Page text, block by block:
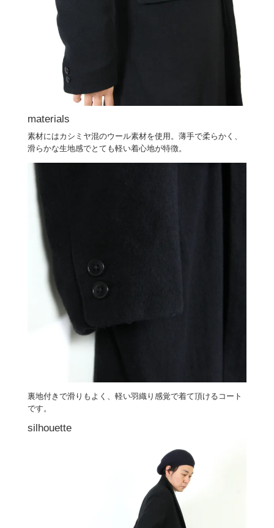
materials
素材にはカシミヤ混のウール素材を使用。薄手で柔らかく、
滑らかな生地感でとても軽い着心地が特徴。
裏地付きで滑りもよく、軽い羽織り感覚で着て頂けるコート
です。
silhouette